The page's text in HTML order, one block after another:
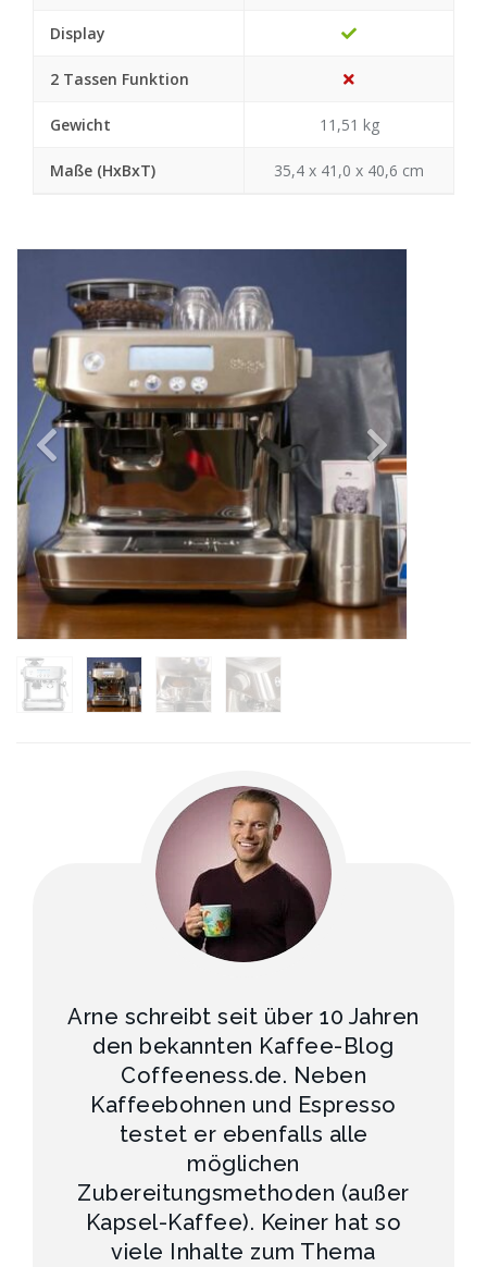
Display
2 Tassen Funktion
Gewicht 11,51 kg
Maße (HxBxT) 35,4 x 41,0 x 40,6 cm
Previous Next
Arne schreibt seit über 10 Jahren
den bekannten Kaffee-Blog
Coffeeness.de. Neben
Kaffeebohnen und Espresso
testet er ebenfalls alle
möglichen
Zubereitungsmethoden (außer
Kapsel-Kaffee). Keiner hat so
viele Inhalte zum Thema